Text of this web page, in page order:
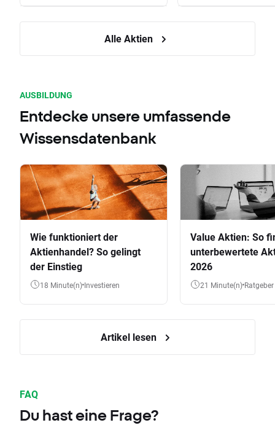
Alle Aktien
AUSBILDUNG
Entdecke unsere umfassende
Wissensdatenbank
Wie funktioniert der
Aktienhandel? So gelingt
der Einstieg
18 Minute(n) Investieren
Value Aktien: So
unterbewertete
2026
21 Minute(n) Ratgeber
Artikel lesen
FAQ
Du hast eine Frage?